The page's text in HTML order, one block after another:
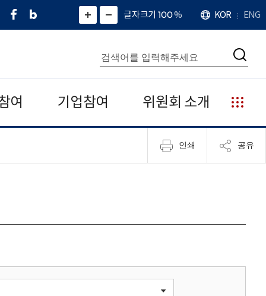
페
네
그
)
화
면
면
소
확
대
치
글자크기 100%
언
어
KOR ENG
통
합
검
색
검
여 기업참여 위원회 소개
누
리
집
안
인쇄 공유